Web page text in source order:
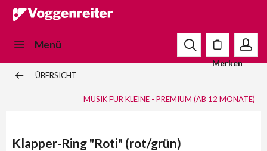
Menü
Merken
ÜBERSICHT
MUSIK FÜR KLEINE - PREMIUM (AB 12 MONATE)
Klapper-Ring "Roti" (rot/grün)